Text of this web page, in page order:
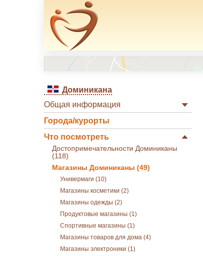
Доминикана
Общая информация
Города/курорты
Что посмотреть
Достопримечательности Доминиканы
(118)
Магазины Доминиканы (49)
Универмаги (10)
Магазины косметики (2)
Магазины одежды (2)
Продуктовые магазины (1)
Спортивные магазины (1)
Магазины товаров для дома (4)
Магазины электроники (1)